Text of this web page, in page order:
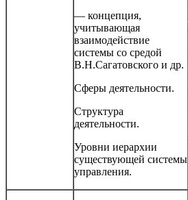
— концепция,
учитывающая
взаимодействие
системы со средой
В.Н.Сагатовского и др.
Сферы деятельности.
Структура
деятельности.
Уровни иерархии
существующей системы
управления.